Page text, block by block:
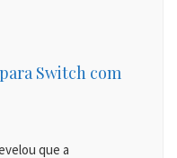
Switch com
que a